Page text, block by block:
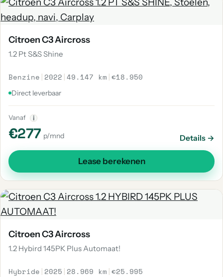
Citroen C3 Aircross
1.2 Pt S&S Shine
Benzine | 2022 |49.147 km |€18.950
Direct leverbaar
Vanaf i
€277 p/mnd Details →
Lease berekenen
Citroen C3 Aircross
1.2 Hybird 145PK Plus Automaat!
Hybride | 2025 | 28.969 km |€25.995